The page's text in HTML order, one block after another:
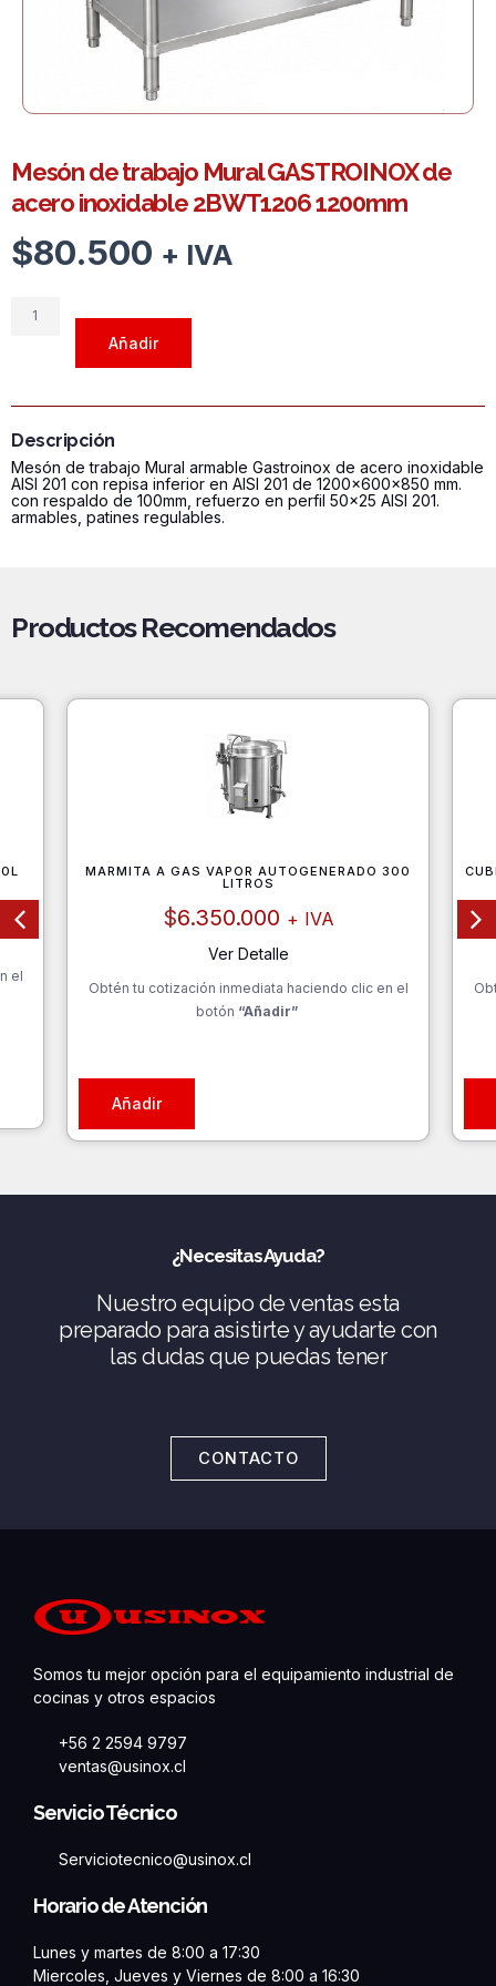
Mesón de trabajo Mural GASTROINOX de
acero inoxidable 2BWT1206 1200mm
$80.500 + IVA
Mesón
acero
inoxidable
2BWT1206
1200mm
Añadir
Descripción
Mesón de trabajo Mural armable Gastroinox de acero inoxidable
AISI 201 con repisa inferior en AISI 201 de 1200x600x850 mm.
con respaldo de 100mm, refuerzo en perfil 50x25 AISI 201.
armables, patines regulables.
Productos Recomendados
el
MARMITA A GAS VAPOR AUTOGENERADO 300
LITROS
$6.350.000 + IVA
Ver Detalle
Obtén tu cotización inmediata haciendo clic en el
botón “Añadir”
Añadir
¿Necesitas Ayuda?
Nuestro equipo de ventas esta
preparado para asistirte y ayudarte con
las dudas que puedas tener
CONTACTO
Somos tu mejor opción para el equipamiento industrial de
cocinas y otros espacios
+56 2 2594 9797
ventas@usinox.cl
Servicio Técnico
Serviciotecnico@usinox.cl
Horario de Atención
Lunes y martes de 8:00 a 17:30
Miercoles, Jueves y Viernes de 8:00 a 16:30